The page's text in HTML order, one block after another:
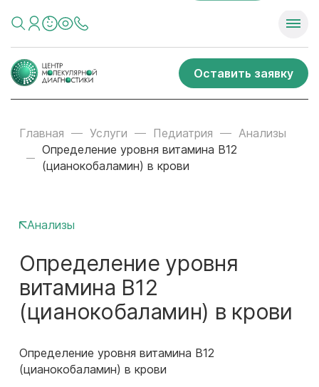
Оставить заявку
Главная Услуги Педиатрия
Анализы
Определение уровня витамина В12
(цианокобаламин) в крови
Анализы
Определение уровня
витамина В12
(цианокобаламин) в крови
Определение уровня витамина В12
(цианокобаламин) в крови